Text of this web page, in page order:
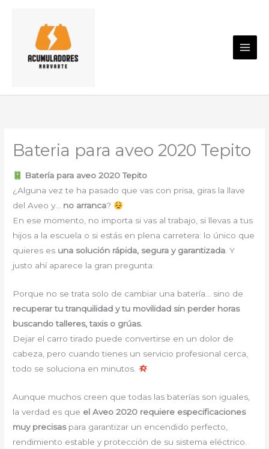
contenido
Bateria para aveo 2020 Tepito
Batería para aveo 2020 Tepito
¿Alguna vez te ha pasado que vas con prisa, giras la llave
del Aveo y… no arranca?
En ese momento, no importa si vas al trabajo, si llevas a tus
hijos a la escuela o si estás en plena carretera: lo único que
quieres es una solución rápida, segura y garantizada. Y
justo ahí aparece la gran pregunta:
Porque no se trata solo de cambiar una batería… sino de
recuperar tu tranquilidad y tu movilidad sin perder horas
buscando talleres, taxis o grúas.
Dejar el carro tirado puede convertirse en un dolor de
cabeza, pero cuando tienes un servicio profesional cerca,
todo se soluciona en minutos.
Aunque muchos creen que todas las baterías son iguales,
la verdad es que el Aveo 2020 requiere especificaciones
muy precisaspara garantizar un encendido perfecto,
rendimiento estable y protección de su sistema eléctrico.